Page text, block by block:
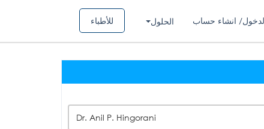
للأطباء الحلول انشاء حساب
Dr. Anil P. Hingorani